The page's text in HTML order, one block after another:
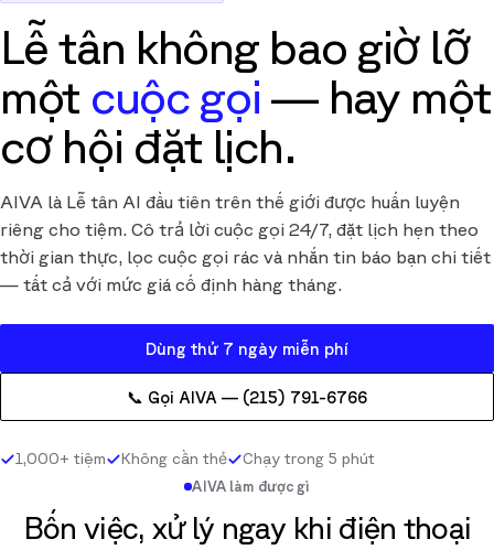
Lễ tân không bao giờ lỡ
một cuộc gọi — hay một
cơ hội đặt lịch.
AIVA là Lễ tân AI đầu tiên trên thế giới được huấn luyện
riêng cho tiệm. Cô trả lời cuộc gọi 24/7, đặt lịch hẹn theo
thời gian thực, lọc cuộc gọi rác và nhắn tin báo bạn chi tiết
— tất cả với mức giá cố định hàng tháng.
Dùng thử 7 ngày miễn phí
📞 Gọi AIVA — (215) 791-6766
1,000+ tiệm Không cần thẻ Chạy trong 5 phút
AIVA làm được gì
Bốn việc, xử lý ngay khi điện thoại